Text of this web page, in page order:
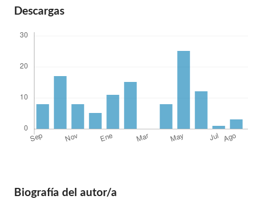
Descargas
Biografía del autor/a